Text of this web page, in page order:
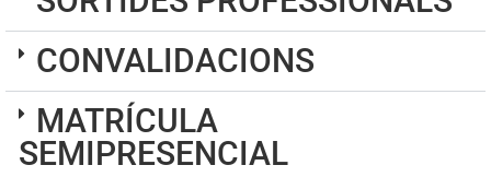
CONVALIDACIONS
MATRÍCULA
SEMIPRESENCIAL